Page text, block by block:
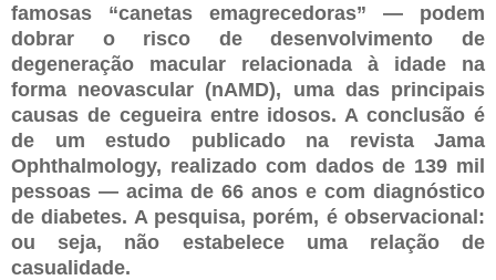
famosas “canetas emagrecedoras” — podem
dobrar o risco de desenvolvimento de
degeneração macular relacionada à idade na
forma neovascular (nAMD), uma das principais
causas de cegueira entre idosos. A conclusão é
de um estudo publicado na revista Jama
Ophthalmology, realizado com dados de 139 mil
pessoas — acima de 66 anos e com diagnóstico
de diabetes. A pesquisa, porém, é observacional:
ou seja, não estabelece uma relação de
casualidade.